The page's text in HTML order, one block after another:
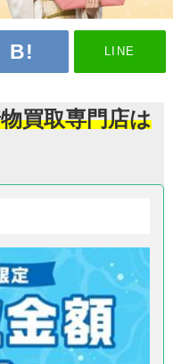
LINE
買取専門店は